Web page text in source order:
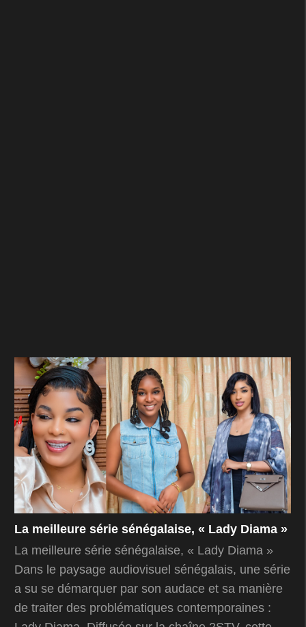
La meilleure série sénégalaise, « Lady Diama »
La meilleure série sénégalaise, « Lady Diama »
Dans le paysage audiovisuel sénégalais, une série
a su se démarquer par son audace et sa manière
de traiter des problématiques contemporaines :